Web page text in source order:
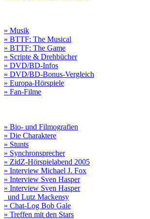
» Musik
» BTTF: The Musical
» BTTF: The Game
» Scripte & Drehbücher
» DVD/BD-Infos
» DVD/BD-Bonus-Vergleich
» Europa-Hörspiele
» Fan-Filme
» Bio- und Filmografien
» Die Charaktere
» Stunts
» Synchronsprecher
» ZidZ-Hörspielabend 2005
» Interview Michael J. Fox
» Interview Sven Hasper
» Interview Sven Hasper
und Lutz Mackensy
» Chat-Log Bob Gale
» Treffen mit den Stars